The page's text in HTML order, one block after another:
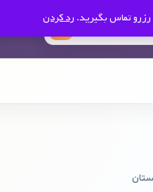
تماس بگیرید. رد کردن